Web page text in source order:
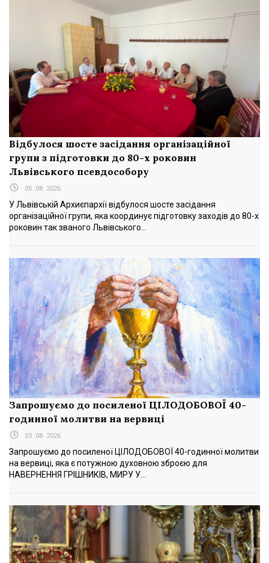
Відбулося шосте засідання організаційної
групи з підготовки до 80-х роковин
Львівського псевдособору
05. 08. 2026
У Львівській Архиєпархії відбулося шосте засідання
організаційної групи, яка координує підготовку заходів до 80-х
роковин так званого Львівського...
Запрошуємо до посиленої ЦІЛОДОБОВОЇ 40-
годинної молитви на вервиці
03. 08. 2026
Запрошуємо до посиленої ЦІЛОДОБОВОЇ 40-годинної молитви
на вервиці, яка є потужною духовною зброєю для
НАВЕРНЕННЯ ГРІШНИКІВ, МИРУ У...